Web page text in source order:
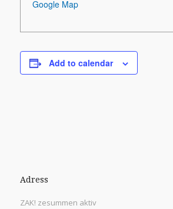
Google Map
Add to calendar
Adress
ZAK! zesummen aktiv